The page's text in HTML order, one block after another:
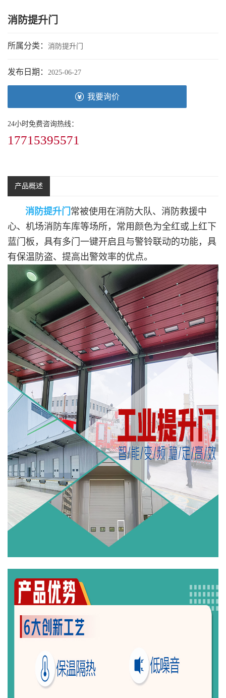
消防提升门
所属分类： 消防提升门
发布日期： 2025-06-27
我要询价
24小时免费咨询热线：
17715395571
产品概述
消防提升门 常被使用在消防大队、消防救援中
心、机场消防车库等场所，常用颜色为全红或上红下
蓝门板，具有多门一键开启且与警铃联动的功能，具
有保温防盗、提高出警效率的优点。